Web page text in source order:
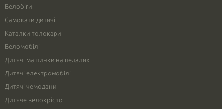
Велобіги
Самокати дитячі
Каталки толокари
Веломобілі
Дитячі машинки на педалях
Дитячі електромобілі
Дитячі чемодани
Дитяче велокрісло